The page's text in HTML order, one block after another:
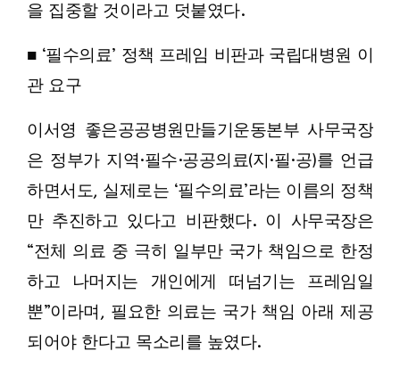
을 집중할 것이라고 덧붙였다.
■ ‘필수의료’ 정책 프레임 비판과 국립대병원 이
관 요구
이서영 좋은공공병원만들기운동본부 사무국장
은 정부가 지역·필수·공공의료(지·필·공)를 언급
하면서도, 실제로는 ‘필수의료’라는 이름의 정책
만 추진하고 있다고 비판했다. 이 사무국장은
“전체 의료 중 극히 일부만 국가 책임으로 한정
하고 나머지는 개인에게 떠넘기는 프레임일
뿐”이라며, 필요한 의료는 국가 책임 아래 제공
되어야 한다고 목소리를 높였다.